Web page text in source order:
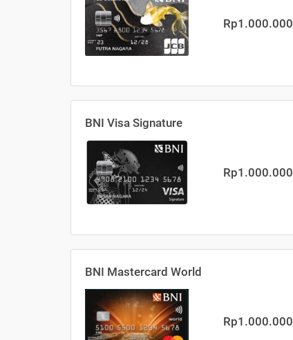
Rp1.000.000
BNI Visa Signature
Rp1.000.000
BNI Mastercard World
Rp1.000.000